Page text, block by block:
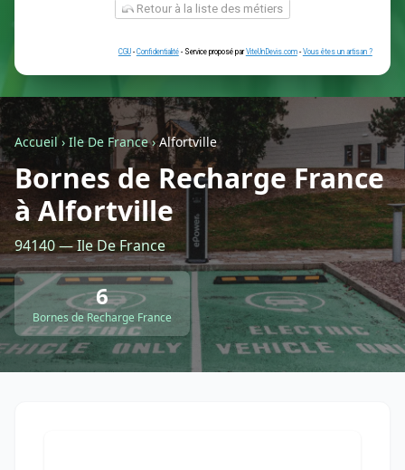
Une simple prise
Je ne sais pas encore
Autre
Retour à la liste des métiers
CGU-Confidentialité- Service proposé parViteUnDevis.com-Vous
Accueil› Ile De France›Alfortville
Bornes de Recharge France
à Alfortville
94140 — Ile De France
6
Bornes de Recharge France